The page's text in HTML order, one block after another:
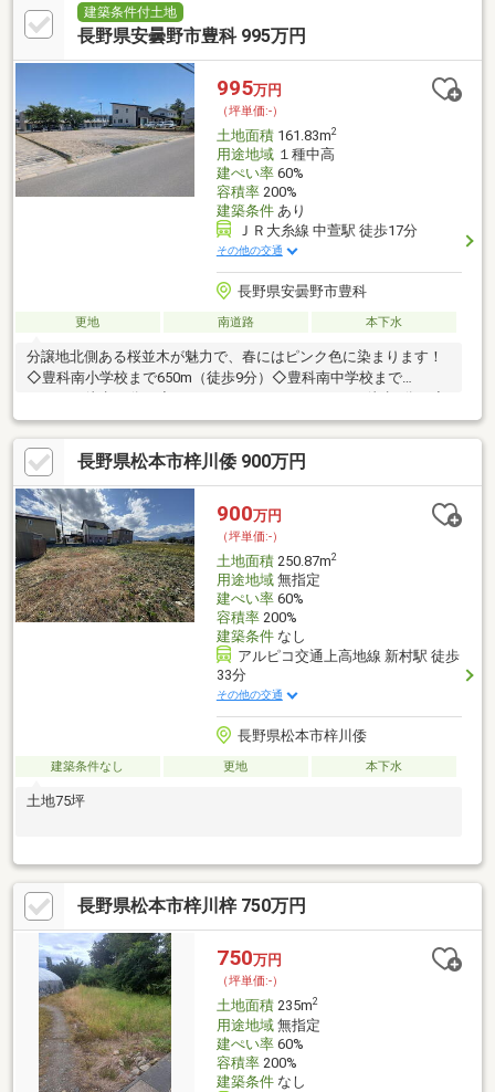
スメーカーで自由設計が可能です。◎売主負担にて確定測量後の
お引渡しとなるため、境界も明確で安心です。【周辺環境情報
ァミリーマート 安曇野下鳥羽店 … 約260m／徒歩4分【備考】 ◆
上下水道引込なし
建築条件付土地
長野県安曇野市豊科 995万円
995万円
（坪単価:-）
土地面積161.83m2
用途地域１種中高
建ぺい率60%
容積率200%
建築条件あり
ＪＲ大糸線 中萱駅 徒歩17分
その他の交通
長野県安曇野市豊科
更地 南道路 本下水
分譲地北側ある桜並木が魅力で、春にはピンク色に染まります！
◇豊科南小学校まで650m（徒歩9分）◇豊科南中学校まで
コープ安曇野豊科店まで980m（徒歩13分）◇綿半スーパーセン
ター豊科店まで1280m（徒歩17分）◇デリシア豊科店まで
1900m（徒歩24分）
長野県松本市梓川倭 900万円
900万円
（坪単価:-）
土地面積250.87m2
用途地域無指定
建ぺい率60%
容積率200%
建築条件なし
アルピコ交通上高地線 新村駅 徒歩
33分
その他の交通
長野県松本市梓川倭
建築条件なし 更地 本下水
土地75坪
長野県松本市梓川梓 750万円
750万円
（坪単価:-）
土地面積235m2
用途地域無指定
建ぺい率60%
容積率200%
建築条件なし